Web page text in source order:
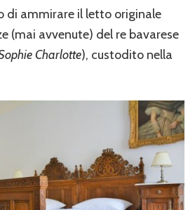
di ammirare il letto originale
(mai avvenute) del re bavarese
Charlotte), custodito nella